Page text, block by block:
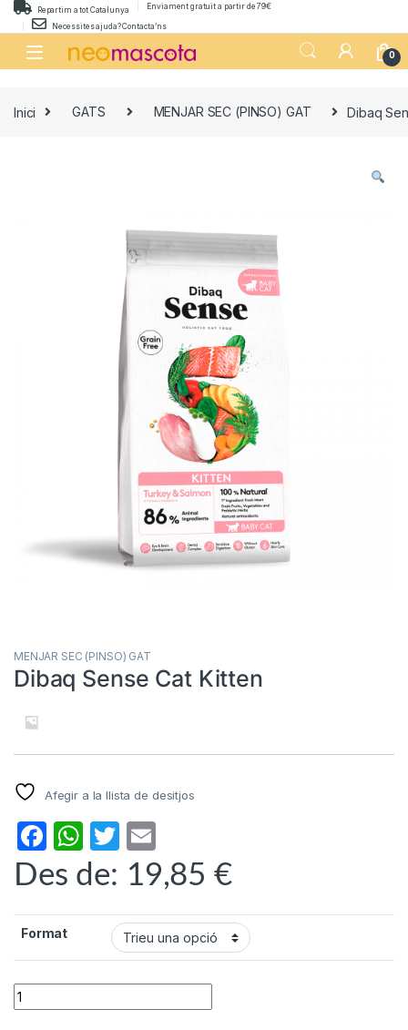
Skip to navigation
Skip to content
Repartim a tot Catalunya Enviament gratuït a partir de 79€
Necessites ajuda? Contacta’ns
0
Inici GATS MENJAR SEC (PINSO) GAT Dibaq
MENJAR SEC (PINSO) GAT
Dibaq Sense Cat Kitten
Afegir a la llista de desitjos
F
a
c
e
b
o
o
W
h
at
s
A
p
p
T
w
itt
er
m
ail
Des de: 19,85€
Format
Dibaq Sense Cat Kitten quantity